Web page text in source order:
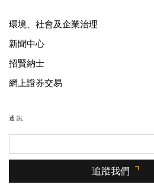
環境、社會及企業治理
新聞中心
招賢納士
網上證券交易
通訊
追蹤我們